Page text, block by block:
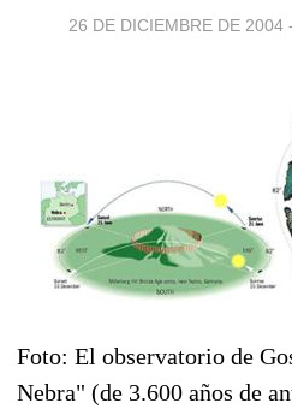
26 DE DICIEMBRE DE 2004
Foto: El observatorio de
Nebra" (de 3.600 años de